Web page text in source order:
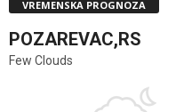
VREMENSKA PROGNOZA
POZAREVAC,RS
Few Clouds